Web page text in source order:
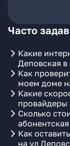
Часто
Какие
Деповская
Как
моем доме
Какие
провайдеры
Сколько
Как
на ул